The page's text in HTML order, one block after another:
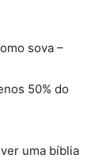
sova –
50% do
uma bíblia